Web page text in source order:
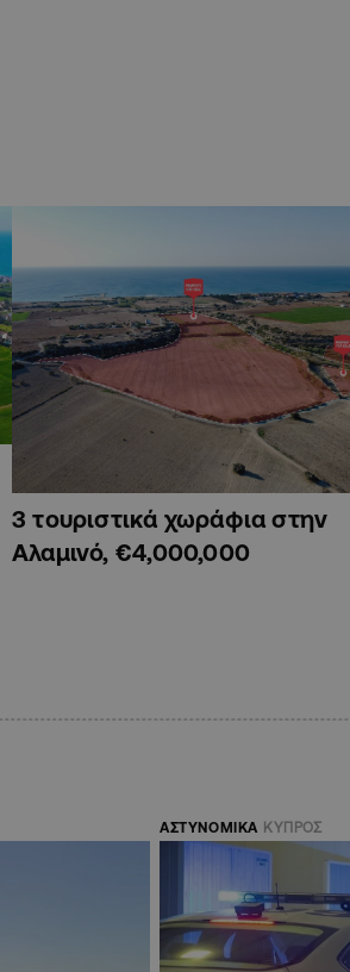
3 τουριστικά χωράφια στην
Αλαμινό, €4,000,000
ΑΣΤΥΝΟΜΙΚΑ ΚΥΠΡΟΣ